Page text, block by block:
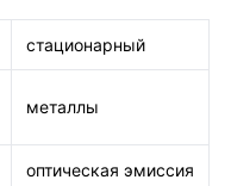
стационарный
металлы
оптическая эмиссия